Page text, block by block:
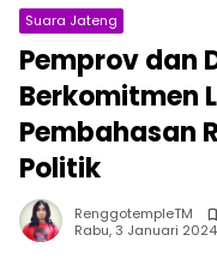
Suara Jateng
Pemprov dan
Berkomitmen
Pembahasan
Politik
RenggotempleTM
Rabu, 3 Januari 2024